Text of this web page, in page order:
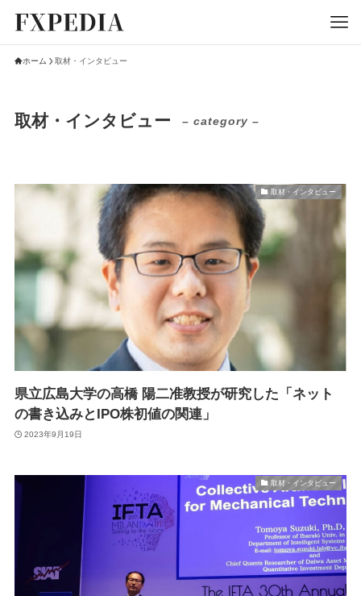
ホーム 取材・インタビュー
取材・インタビュー – category –
取材・インタビュー
県立広島大学の高橋 陽二准教授が研究した「ネット
の書き込みとIPO株初値の関連」
2023年9月19日
取材・インタビュー